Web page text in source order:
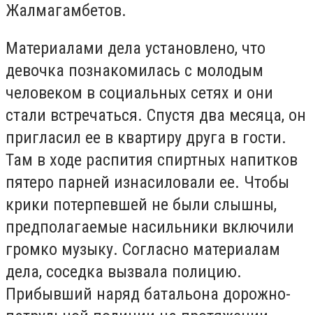
Жалмагамбетов.
Материалами дела установлено, что
девочка познакомилась с молодым
человеком в социальных сетях и они
стали встречаться. Спустя два месяца, он
пригласил ее в квартиру друга в гости.
Там в ходе распития спиртных напитков
пятеро парней изнасиловали ее. Чтобы
крики потерпевшей не были слышны,
предполагаемые насильники включили
громко музыку. Согласно материалам
дела, соседка вызвала полицию.
Прибывший наряд батальона дорожно-